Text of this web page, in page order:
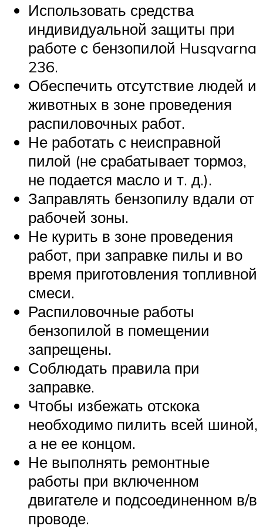
Использовать средства
индивидуальной защиты при
работе с бензопилой Husqvarna
236.
Обеспечить отсутствие людей и
животных в зоне проведения
распиловочных работ.
Не работать с неисправной
пилой (не срабатывает тормоз,
не подается масло и т. д.).
Заправлять бензопилу вдали от
рабочей зоны.
Не курить в зоне проведения
работ, при заправке пилы и во
время приготовления топливной
смеси.
Распиловочные работы
бензопилой в помещении
запрещены.
Соблюдать правила при
заправке.
Чтобы избежать отскока
необходимо пилить всей шиной,
а не ее концом.
Не выполнять ремонтные
работы при включенном
двигателе и подсоединенном в/в
проводе.